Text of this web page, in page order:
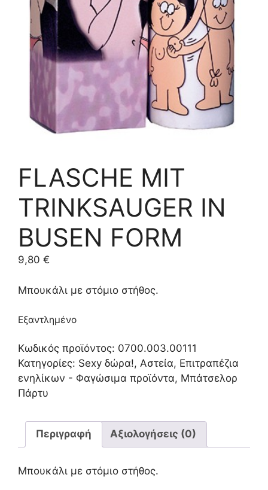
FLASCHE MIT
TRINKSAUGER IN
BUSEN FORM
9,80 €
Μπουκάλι με στόμιο στήθος.
Εξαντλημένο
Κωδικός προϊόντος: 0700.003.00111
Κατηγορίες: Sexy δώρα!, Αστεία, Επιτραπέζια
ενηλίκων - Φαγώσιμα προϊόντα, Μπάτσελορ
Πάρτυ
Περιγραφή Αξιολογήσεις (0)
Μπουκάλι με στόμιο στήθος.